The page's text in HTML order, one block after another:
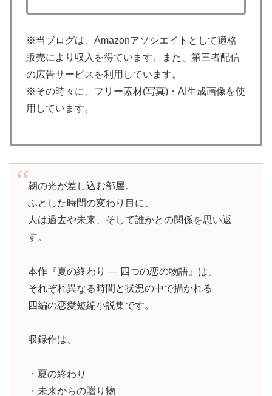
※当ブログは、Amazonアソシエイトとして適格
販売により収入を得ています。また、第三者配信
の広告サービスを利用しています。
※その時々に、フリー素材(写真)・AI生成画像を使
用しています。
朝の光が差し込む部屋。
ふとした時間の変わり目に、
人は過去や未来、そして誰かとの関係を思い返
す。
本作『夏の終わり ― 四つの恋の物語』は、
それぞれ異なる時間と状況の中で描かれる
四編の恋愛短編小説集です。
収録作は、
・夏の終わり
・未来からの贈り物